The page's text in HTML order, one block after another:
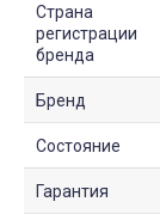
Страна
регистрации
бренда
Бренд
Состояние
Гарантия